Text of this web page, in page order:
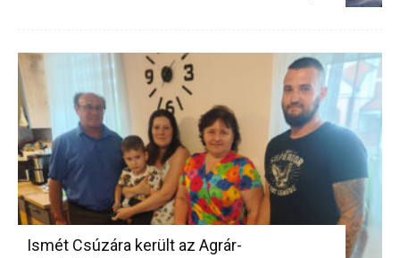
Ismét Csúzára került az Agrár-